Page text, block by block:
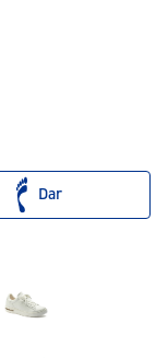
Dar